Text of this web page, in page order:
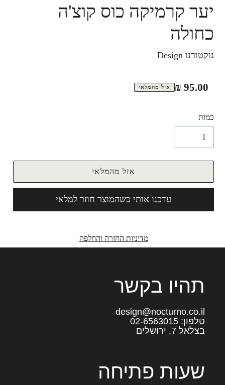
יער קרמיקה כוס קוצ'ה
כחולה
נוקטורנו Design
מחיר
95.00 ₪ אזל מהמלאי
כמות
אזל מהמלאי
עדכנו אותי כשהמוצר חוזר למלאי
מדיניות החזרה והחלפה
שעות פתיחה
תהיו בקשר
design@nocturno.co.il
טלפון: 02-6563015
בצלאל 7, ירושלים